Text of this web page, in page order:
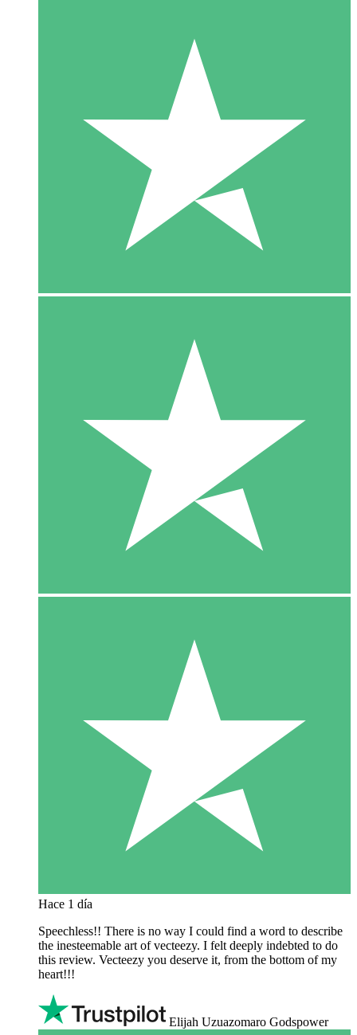
Hace 1 día
Speechless!! There is no way I could find a word to describe
the inesteemable art of vecteezy. I felt deeply indebted to do
this review. Vecteezy you deserve it, from the bottom of my
heart!!!
Elijah Uzuazomaro Godspower